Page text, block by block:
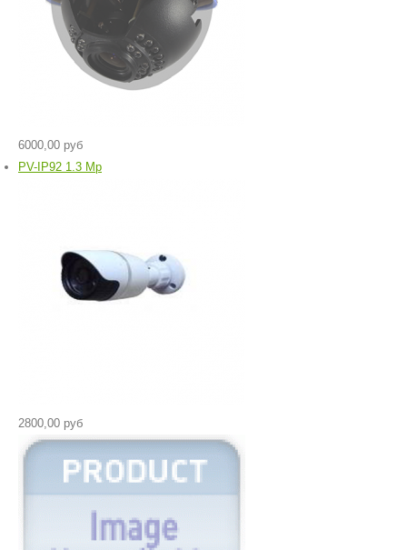
6000,00 руб
PV-IP92 1.3 Mp
2800,00 руб